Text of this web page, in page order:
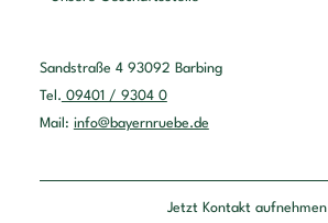
Sandstraße 4 93092 Barbing
Tel. 09401 / 9304 0
Mail: info@bayernruebe.de
Jetzt Kontakt aufnehmen